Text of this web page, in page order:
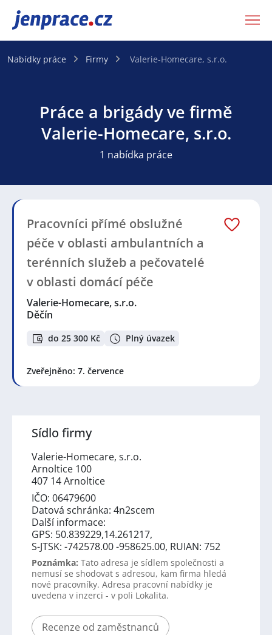
JenPráce.cz
Nabídky práce Firmy Valerie-Homecare, s.r.o.
Práce a brigády ve firmě
Valerie-Homecare, s.r.o.
1 nabídka práce
Pracovníci přímé obslužné
péče v oblasti ambulantních a
terénních služeb a pečovatelé
v oblasti domácí péče
Valerie-Homecare, s.r.o.
Děčín
do 25 300 Kč Plný úvazek
Zveřejněno: 7. července
Sídlo firmy
Valerie-Homecare, s.r.o.
Arnoltice 100
407 14 Arnoltice
IČO: 06479600
Datová schránka: 4n2scem
Další informace:
GPS: 50.839229,14.261217,
S-JTSK: -742578.00 -958625.00, RUIAN: 752
Poznámka: Tato adresa je sídlem společnosti a
nemusí se shodovat s adresou, kam firma hledá
nové pracovníky. Adresa pracovní nabídky je
uvedena v inzerci - v poli Lokalita.
Recenze od zaměstnanců